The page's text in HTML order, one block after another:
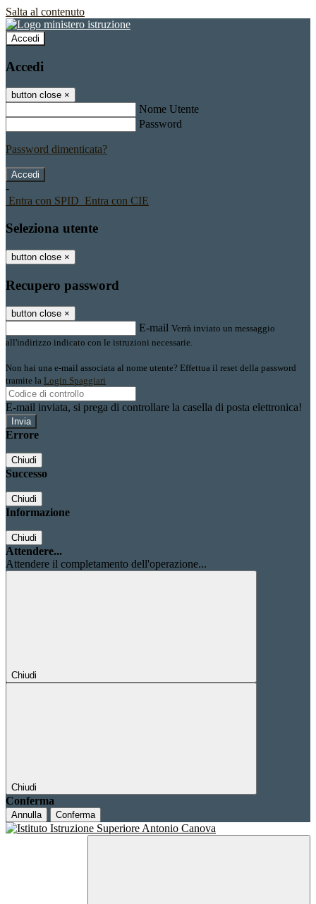
Salta al contenuto
Accedi
Accedi
button close ×
Nome Utente
Password
Password dimenticata?
-
Entra con SPID Entra con CIE
Seleziona utente
button close ×
Recupero password
button close ×
E-mail Verrà inviato un messaggio
all'indirizzo indicato con le istruzioni necessarie.
Non hai una e-mail associata al nome utente? Effettua il reset della password
tramite la Login Spaggiari
E-mail inviata, si prega di controllare la casella di posta elettronica!
Errore
Chiudi
Successo
Chiudi
Informazione
Chiudi
Attendere...
Attendere il completamento dell'operazione...
Chiudi
Chiudi
Conferma
Annulla Conferma